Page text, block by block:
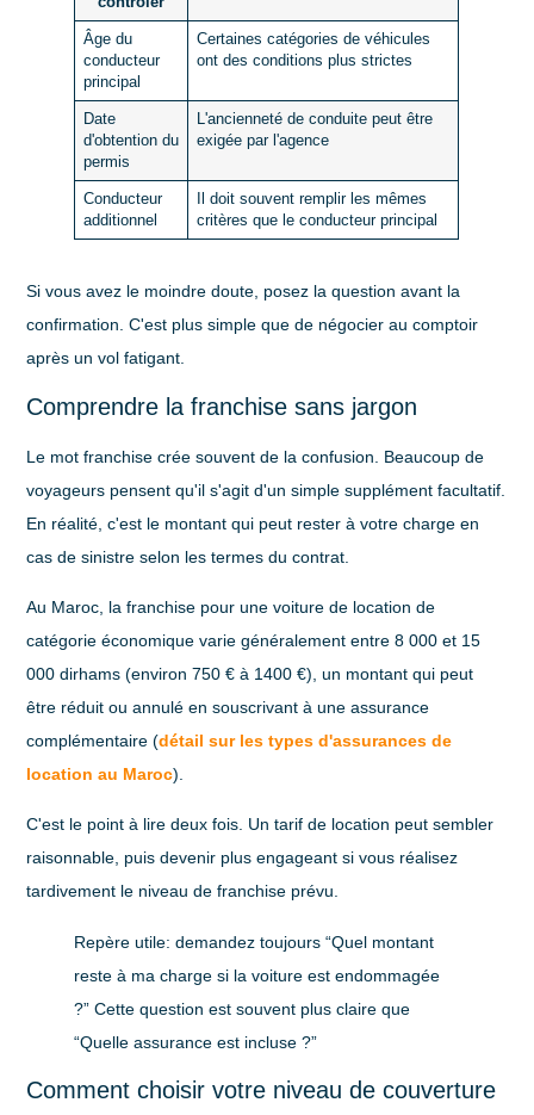
Âge du
conducteur
principal
Certaines catégories de véhicules
ont des conditions plus strictes
Date
d'obtention du
permis
L'ancienneté de conduite peut être
exigée par l'agence
Conducteur
additionnel
Il doit souvent remplir les mêmes
critères que le conducteur principal
Si vous avez le moindre doute, posez la question avant la
confirmation. C'est plus simple que de négocier au comptoir
après un vol fatigant.
Comprendre la franchise sans jargon
Le motfranchise crée souvent de la confusion. Beaucoup de
voyageurs pensent qu'il s'agit d'un simple supplément facultatif.
En réalité, c'est le montant qui peut rester à votre charge en
cas de sinistre selon les termes du contrat.
Au Maroc, la franchise pour une voiture de location de
catégorie économique varie généralement entre 8 000 et 15
000 dirhams (environ 750 € à 1400 €), un montant qui peut
être réduit ou annulé en souscrivant à une assurance
complémentaire (détail sur les types d'assurances de
location au Maroc).
C'est le point à lire deux fois. Un tarif de location peut sembler
raisonnable, puis devenir plus engageant si vous réalisez
tardivement le niveau de franchise prévu.
Repère utile: demandez toujours “Quel montant
reste à ma charge si la voiture est endommagée
?” Cette question est souvent plus claire que
“Quelle assurance est incluse ?”
Comment choisir votre niveau de couverture